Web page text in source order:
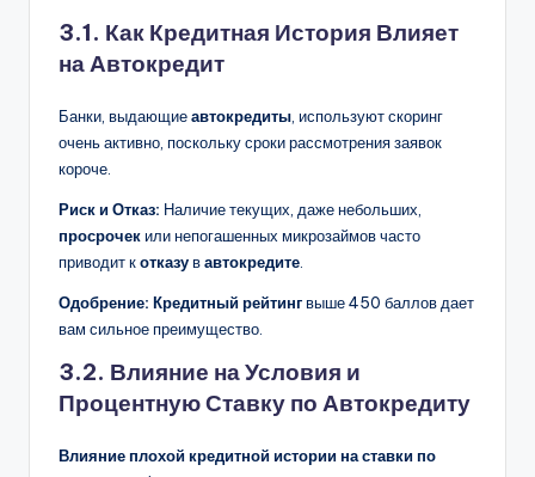
3.1. Как Кредитная История Влияет
на Автокредит
Банки, выдающиеавтокредиты , используют скоринг
очень активно, поскольку сроки рассмотрения заявок
короче.
Риск и Отказ: Наличие текущих, даже небольших,
просрочекили непогашенных микрозаймов часто
приводит котказувавтокредите
Одобрение: Кредитный рейтингвыше 450 баллов дает
вам сильное преимущество.
3.2. Влияние на Условия и
Процентную Ставку по Автокредиту
Влияние плохой кредитной истории на ставки по